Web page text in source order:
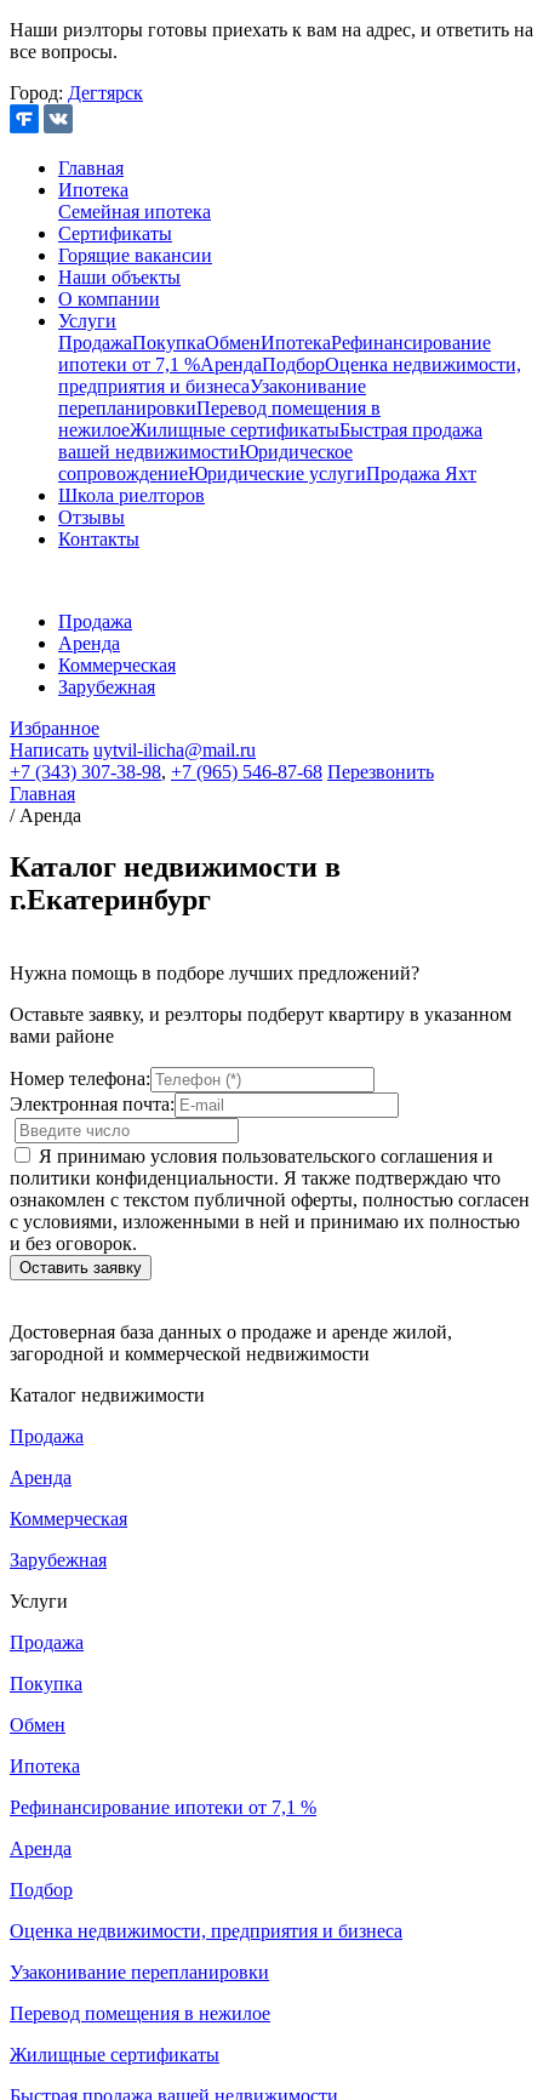
Наши риэлторы готовы приехать к вам на адрес, и ответить на
все вопросы.
Город: Дегтярск
Главная
Ипотека
Семейная ипотека
Сертификаты
Горящие вакансии
Наши объекты
О компании
Услуги
ПродажаПокупкаОбменИпотекаРефинансирование
ипотеки от 7,1 %АрендаПодборОценка недвижимости,
предприятия и бизнесаУзаконивание
перепланировкиПеревод помещения в
нежилоеЖилищные сертификатыБыстрая продажа
вашей недвижимостиЮридическое
сопровождениеЮридические услугиПродажа Яхт
Школа риелторов
Отзывы
Контакты
Продажа
Аренда
Коммерческая
Зарубежная
Избранное
Написать uytvil-ilicha@mail.ru
+7 (343) 307-38-98, +7 (965) 546-87-68 Перезвонить
Главная
/ Аренда
Каталог недвижимости в
г.Екатеринбург
Нужна помощь в подборе лучших предложений?
Оставьте заявку, и реэлторы подберут квартиру в указанном
вами районе
Номер телефона:
Электронная почта:
Я принимаю условия пользовательского соглашения и
политики конфиденциальности. Я также подтверждаю что
ознакомлен с текстом публичной оферты, полностью согласен
с условиями, изложенными в ней и принимаю их полностью
и без оговорок.
Достоверная база данных о продаже и аренде жилой,
загородной и коммерческой недвижимости
Каталог недвижимости
Продажа
Аренда
Коммерческая
Зарубежная
Услуги
Продажа
Покупка
Обмен
Ипотека
Рефинансирование ипотеки от 7,1 %
Аренда
Подбор
Оценка недвижимости, предприятия и бизнеса
Узаконивание перепланировки
Перевод помещения в нежилое
Жилищные сертификаты
Быстрая продажа вашей недвижимости